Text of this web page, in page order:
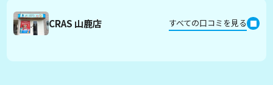
CRAS 山鹿店 すべての口コミを見る